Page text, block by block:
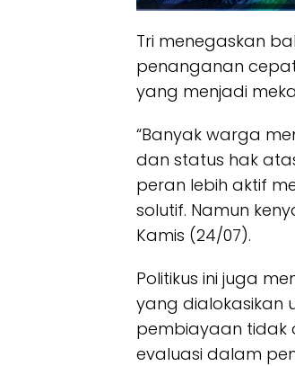
Tri menegaskan
penanganan
yang menjadi
“Banyak warga
dan status hak
peran lebih aktif
solutif. Namun
Kamis (24/07).
Politikus ini juga
yang dialokasikan
pembiayaan tidak
evaluasi dalam